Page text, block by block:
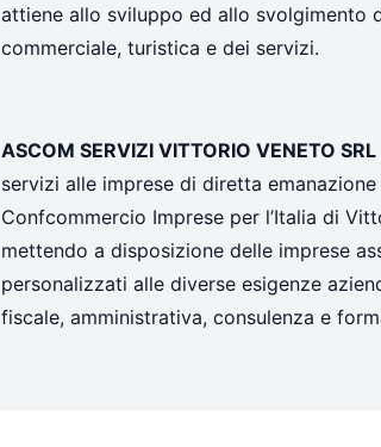
attiene allo sviluppo ed allo svolgimento
commerciale, turistica e dei servizi.
ASCOM SERVIZI VITTORIO VENETO SRL
servizi alle imprese di diretta
Confcommercio Imprese per l’Italia di
mettendo a disposizione delle imprese
personalizzati alle diverse esigenze
fiscale, amministrativa, consulenza e